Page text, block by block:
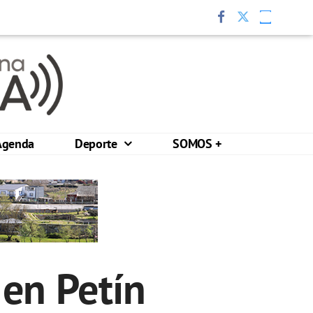
Deporte SOMOS +
Petín